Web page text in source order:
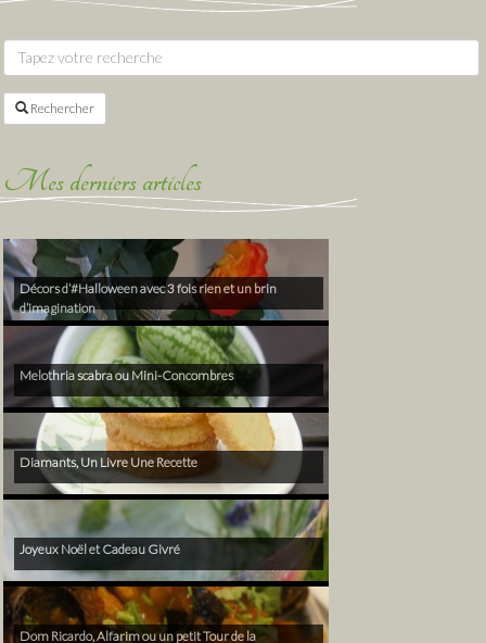
Rechercher
Mes derniers articles
Décors d’#Halloween avec 3 fois rien et un brin
d’imagination
Melothria scabra ou Mini-Concombres
Diamants, Un Livre Une Recette
Joyeux Noël et Cadeau Givré
Dom Ricardo, Alfarim ou un petit Tour de la